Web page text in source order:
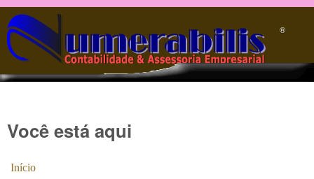
Pular para o conteúdo principal
®️
Você está aqui
Início